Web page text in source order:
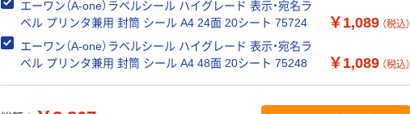
エーワン（A-one）ラベルシール ハイグレード 表示・宛名ラ
ベル プリンタ兼用 封筒 シール A4 24面 20シート 75724
￥1,089 （税込）
エーワン（A-one）ラベルシール ハイグレード 表示・宛名ラ
ベル プリンタ兼用 封筒 シール A4 48面 20シート 75248
￥1,089 （税込）